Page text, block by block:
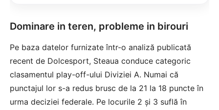
Dominare in teren, probleme in birouri
Pe baza datelor furnizate într-o analiză publicată
recent de Dolcesport, Steaua conduce categoric
clasamentul play-off-ului Diviziei A. Numai că
punctajul lor s-a redus brusc de la 21 la 18 puncte în
urma deciziei federale. Pe locurile 2 și 3 suflă în